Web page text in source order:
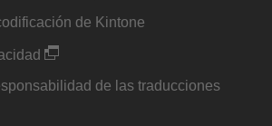
de Kintone
de las traducciones